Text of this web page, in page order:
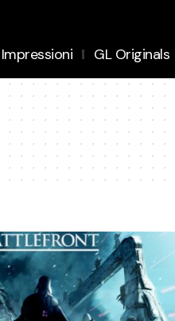
Impressioni GL Originals